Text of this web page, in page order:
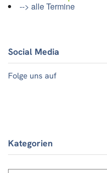
--> alle Termine
Social Media
Folge uns auf
Kategorien
Kategorien